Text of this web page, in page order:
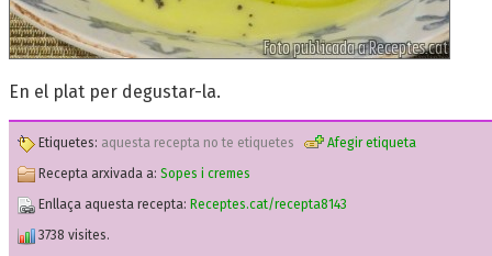
En el plat per degustar-la.
Etiquetes: aquesta recepta no te etiquetes
Afegir etiqueta
Recepta arxivada a: Sopes i cremes
Enllaça aquesta recepta: Receptes.cat/recepta8143
3738 visites.